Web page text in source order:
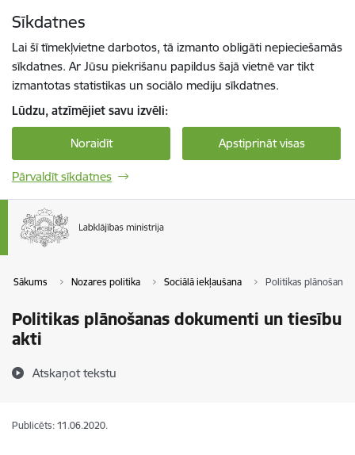
Sīkdatnes
Lai šī tīmekļvietne darbotos, tā izmanto obligāti nepieciešamās
sīkdatnes. Ar Jūsu piekrišanu papildus šajā vietnē var tikt
izmantotas statistikas un sociālo mediju sīkdatnes.
Lūdzu, atzīmējiet savu izvēli:
Noraidīt Apstiprināt visas
Pārvaldīt sīkdatnes
Sākums Nozares politika Sociālā iekļaušana Politikas
Politikas plānošanas dokumenti un tiesību
akti
Atskaņot tekstu
Publicēts: 11.06.2020.